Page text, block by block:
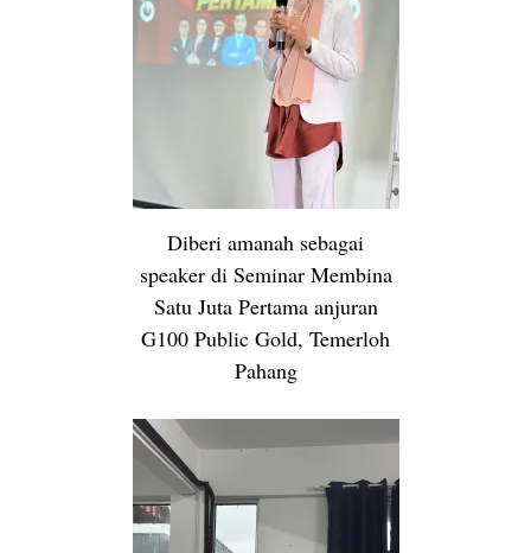
Diberi amanah sebagai
speaker di Seminar Membina
Satu Juta Pertama anjuran
G100 Public Gold, Temerloh
Pahang